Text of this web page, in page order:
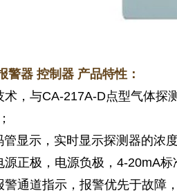
警器 控制器 产品特性：
，与CA-217A-D点型气体探
显示，实时显示探测器的浓
正极，电源负极，4-20mA标
通道指示，报警优先于故障